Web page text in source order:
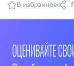
В избранное